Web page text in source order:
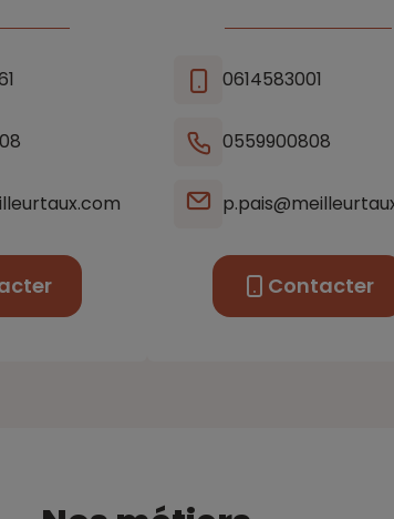
0614583001
0559900808
Contacter